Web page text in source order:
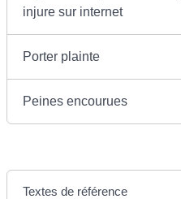
injure sur internet
Porter plainte
Peines encourues
Textes de référence